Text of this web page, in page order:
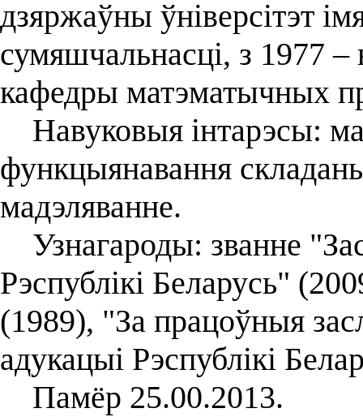
дзяржаўны ўніверсітэт
сумяшчальнасці, з 1977 –
кафедры матэматычных
Навуковыя інтарэсы:
функцыянавання
мадэляванне.
Узнагароды: званне
Рэспублікі Беларусь"
(1989), "За працоўныя
адукацыі Рэспублікі
Памёр 25.00.2013.